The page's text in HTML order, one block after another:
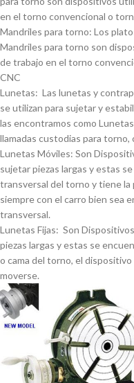
en el torno convencional o
Mandriles para torno: Los
Mandriles para torno son
de trabajo en el torno
CNC
Lunetas: Las lunetas y
se utilizan para sujetar y
las encontramos como
llamadas custodias para
Lunetas Móviles: Son
sujetar piezas largas y estas
transversal del torno y tiene la
siempre con el carro bien sea
transversal.
Lunetas Fijas: Son
piezas largas y estas se
o cama del torno, el
moverse.